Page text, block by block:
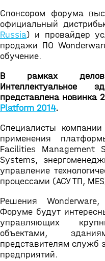
Спонсором форума
официальный
Russia) и провайдер
продажи ПО
обучение.
В рамках
представлена новинка
Platform 2014.
Специалисты
применения
Facilities Management
Systems,
управление
процессами (АСУ ТП,
Решения
Форуме будут
управляющих
объектами,
представителям служб
предприятий.